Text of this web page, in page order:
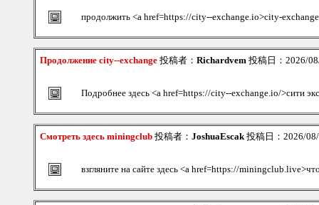
продолжить <a href=https://city--exchange.io>city-
Продолжение city--exchange 投稿者： Richardvem 投稿日：2026/
Подробнее здесь <a href=https://city--exchange.io/>сити
Смотреть здесь miningclub 投稿者： JoshuaEscak投稿日：2026/
взгляните на сайте здесь <a href=https://